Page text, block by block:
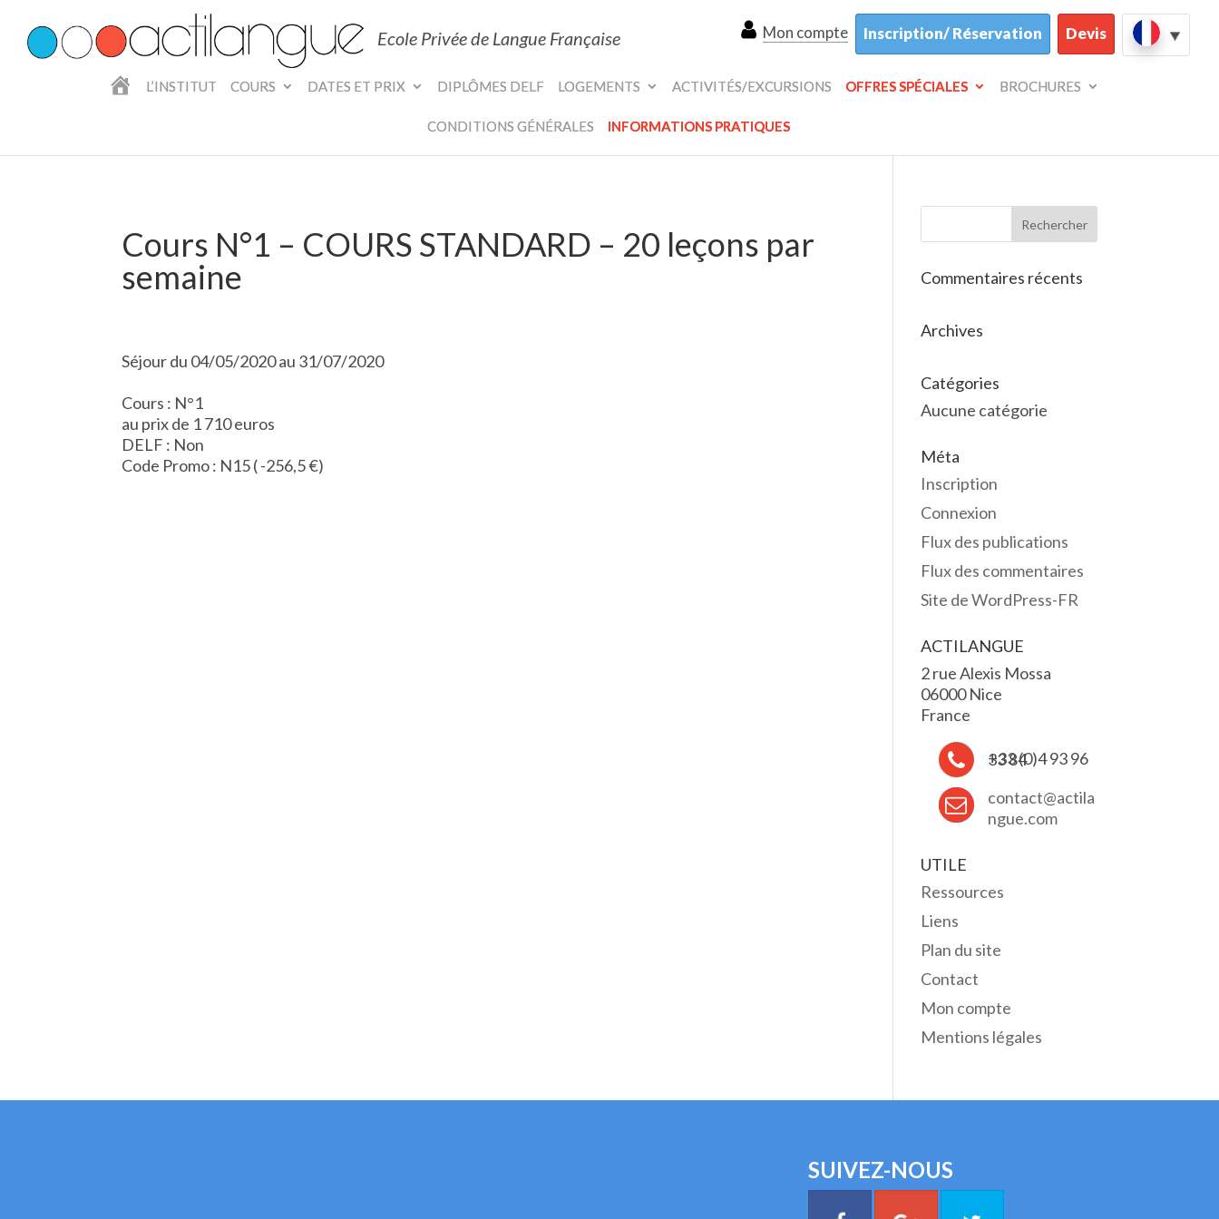
Ecole Privée de Langue Française Mon compte Inscription/ Réservation Devis
L
L’INSTITUT COURS DATES ET PRIX DIPLÔMES DELF LOGEMENTS ACTIVITÉS/EXCURSIONS OFFRES SPÉCIALES BROCHURES
CONDITIONS GÉNÉRALES INFORMATIONS PRATIQUES
Cours N°1 – COURS STANDARD – 20 leçons par
semaine
Séjour du 04/05/2020 au 31/07/2020
Cours : N°1
au prix de 1 710 euros
DELF : Non
Code Promo : N15 ( -256,5 €)
Commentaires récents
Archives
Catégories
Aucune catégorie
Méta
Inscription
Connexion
Flux des publications
Flux des commentaires
Site de WordPress-FR
ACTILANGUE
2 rue Alexis Mossa
06000 Nice
France
+33 (0)4 93 96 33 84
contact@actila
ngue.com
UTILE
Ressources
Liens
Plan du site
Contact
Mon compte
Mentions légales
SUIVEZ-NOUS